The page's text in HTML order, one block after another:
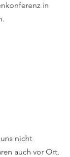
in
nicht
auch vor Ort,